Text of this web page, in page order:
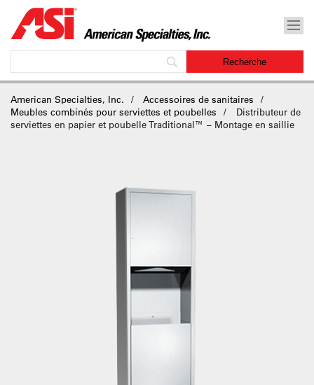
American Specialties, Inc.
Accessoires de sanitaires
Meubles combinés pour serviettes et poubelles
Distributeur de
serviettes en papier et poubelle Traditional™ – Montage en saillie